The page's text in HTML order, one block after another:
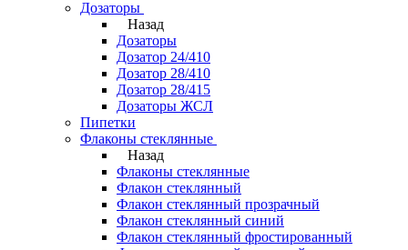
Дозаторы
Назад
Дозаторы
Дозатор 24/410
Дозатор 28/410
Дозатор 28/415
Дозаторы ЖСЛ
Пипетки
Флаконы стеклянные
Назад
Флаконы стеклянные
Флакон стеклянный
Флакон стеклянный прозрачный
Флакон стеклянный синий
Флакон стеклянный фростированный